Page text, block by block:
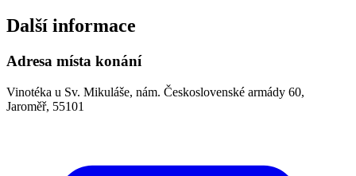
Další informace
Adresa místa konání
Vinotéka u Sv. Mikuláše, nám. Československé armády 60,
Jaroměř, 55101